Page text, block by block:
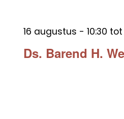
Ds. Barend H.
16 augustus - 10:30